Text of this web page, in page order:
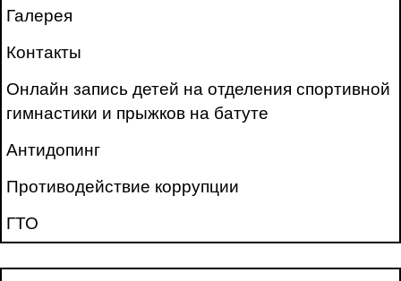
Галерея
Контакты
Онлайн запись детей на отделения спортивной
гимнастики и прыжков на батуте
Антидопинг
Противодействие коррупции
ГТО